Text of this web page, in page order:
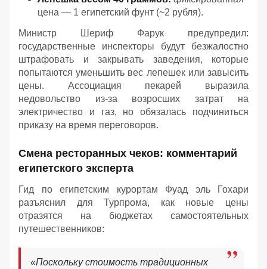
цена — 1 египетский фунт (~2 рубля).
Министр Шериф Фарук предупредил:
государственные инспекторы будут безжалостно
штрафовать и закрывать заведения, которые
попытаются уменьшить вес лепешек или завысить
цены. Ассоциация пекарей выразила
недовольство из-за возросших затрат на
электричество и газ, но обязалась подчиниться
приказу на время переговоров.
Смена ресторанных чеков: комментарий
египетского эксперта
Гид по египетским курортам Фуад эль Гохари
разъяснил для Турпрома, как новые цены
отразятся на бюджетах самостоятельных
путешественников:
«Поскольку стоимость традиционных